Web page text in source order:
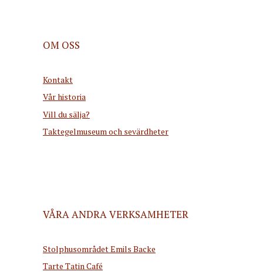
OM OSS
Kontakt
Vår historia
Vill du sälja?
Taktegelmuseum och sevärdheter
VÅRA ANDRA VERKSAMHETER
Stolphusområdet Emils Backe
Tarte Tatin Café